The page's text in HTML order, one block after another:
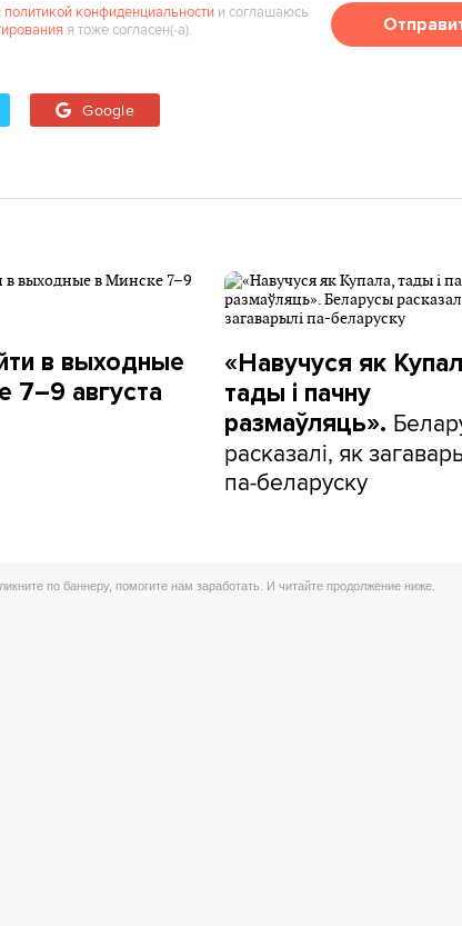
политикой конфиденциальности и соглашаюсь
я тоже согласен(‑а).
Google
в выходные
7–9 августа
«Навучуся як
тады і пачну
размаўляць».
расказалі, як
па-беларуску